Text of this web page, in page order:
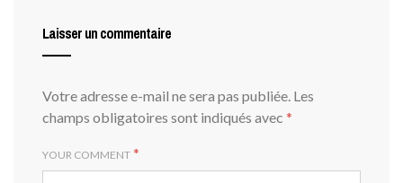
Laisser un commentaire
Votre adresse e-mail ne sera pas publiée. Les
champs obligatoires sont indiqués avec *
YOUR COMMENT *